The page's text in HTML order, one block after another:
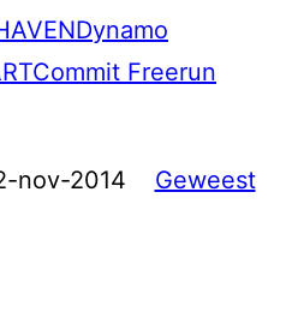
Dynamo
Commit Freerun
nov-2014 Geweest